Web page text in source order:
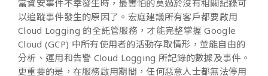
當資安事件不幸發生時，最害怕的莫過於沒有相關紀錄可
以追蹤事件發生的原因了。宏庭建議所有客戶都要啟用
Cloud Logging 的全託管服務，才能完整掌握 Google
Cloud (GCP) 中所有使用者的活動存取情形，並能自由的
分析、運用和告警 Cloud Logging 所記錄的數據及事件。
更重要的是，在服務啟用期間，任何惡意人士都無法停用